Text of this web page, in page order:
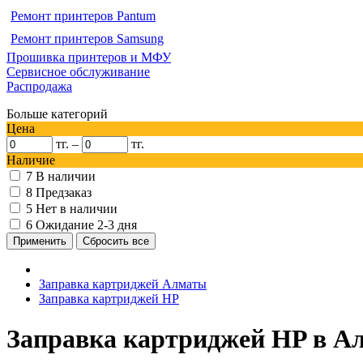
Ремонт принтеров Pantum
Ремонт принтеров Samsung
Прошивка принтеров и МФУ
Сервисное обслуживание
Распродажа
Больше категорий
Цена
тг. –
тг.
Наличие
7 В наличии
8 Предзаказ
5 Нет в наличии
6 Ожидание 2-3 дня
Заправка картриджей Алматы
Заправка картриджей HP
Заправка картриджей HP в